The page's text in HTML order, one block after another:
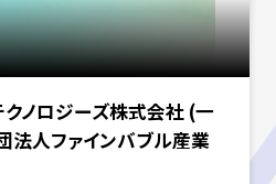
ノロジーズ株式会社 (一
法人ファインバブル産業